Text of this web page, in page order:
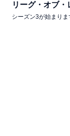
リーグ・オブ
シーズン3が始まり